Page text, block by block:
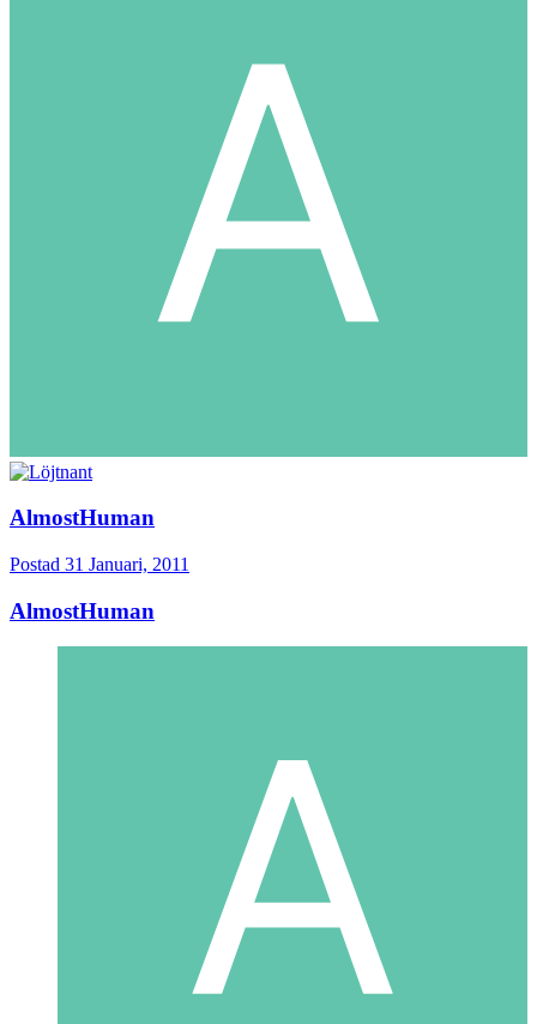
AlmostHuman
Postad 31 Januari, 2011
AlmostHuman